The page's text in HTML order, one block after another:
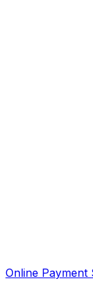
Online Payment